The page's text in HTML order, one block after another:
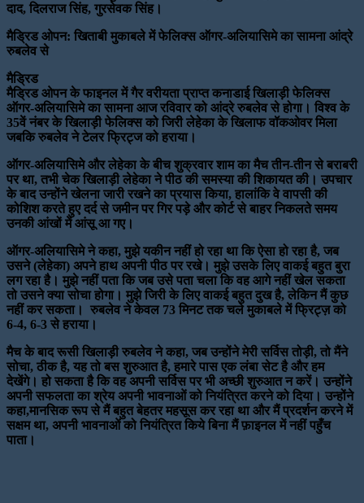
दाद, दिलराज सिंह, गुरसेवक सिंह।
मैड्रिड ओपन: खिताबी मुकाबले में फेलिक्स ऑगर-अलियासिमे का सामना आंद्रे
रुबलेव से
मैड्रिड
मैड्रिड ओपन के फाइनल में गैर वरीयता प्राप्त कनाडाई खिलाड़ी फेलिक्स
ऑगर-अलियासिमे का सामना आज रविवार को आंद्रे रुबलेव से होगा। विश्व के
35वें नंबर के खिलाड़ी फेलिक्स को जिरी लेहेका के खिलाफ वॉकओवर मिला
जबकि रुबलेव ने टेलर फ्रिट्ज को हराया।
ऑगर-अलियासिमे और लेहेका के बीच शुक्रवार शाम का मैच तीन-तीन से बराबरी
पर था, तभी चेक खिलाड़ी लेहेका ने पीठ की समस्या की शिकायत की। उपचार
के बाद उन्होंने खेलना जारी रखने का प्रयास किया, हालांकि वे वापसी की
कोशिश करते हुए दर्द से जमीन पर गिर पड़े और कोर्ट से बाहर निकलते समय
उनकी आंखों में आंसू आ गए।
ऑगर-अलियासिमे ने कहा, मुझे यकीन नहीं हो रहा था कि ऐसा हो रहा है, जब
उसने (लेहेका) अपने हाथ अपनी पीठ पर रखे। मुझे उसके लिए वाकई बहुत बुरा
लग रहा है। मुझे नहीं पता कि जब उसे पता चला कि वह आगे नहीं खेल सकता
तो उसने क्या सोचा होगा। मुझे जिरी के लिए वाकई बहुत दुख है, लेकिन मैं कुछ
नहीं कर सकता। रुबलेव ने केवल 73 मिनट तक चले मुकाबले में फ्रिट्ज़ को
6-4, 6-3 से हराया।
मैच के बाद रूसी खिलाड़ी रुबलेव ने कहा, जब उन्होंने मेरी सर्विस तोड़ी, तो मैंने
सोचा, ठीक है, यह तो बस शुरुआत है, हमारे पास एक लंबा सेट है और हम
देखेंगे। हो सकता है कि वह अपनी सर्विस पर भी अच्छी शुरुआत न करें। उन्होंने
अपनी सफलता का श्रेय अपनी भावनाओं को नियंत्रित करने को दिया। उन्होंने
कहा,मानसिक रूप से मैं बहुत बेहतर महसूस कर रहा था और मैं प्रदर्शन करने में
सक्षम था, अपनी भावनाओं को नियंत्रित किये बिना मैं फ़ाइनल में नहीं पहुँच
पाता।